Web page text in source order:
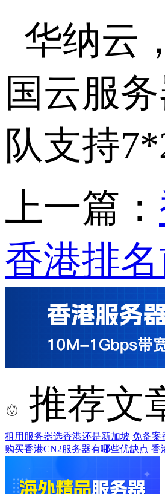
华纳云
国云服
队支持
上一篇：
香港排
推荐文
租用服务器选香港还是新加坡 免备案
购买香港CN2服务器有哪些优缺点 香